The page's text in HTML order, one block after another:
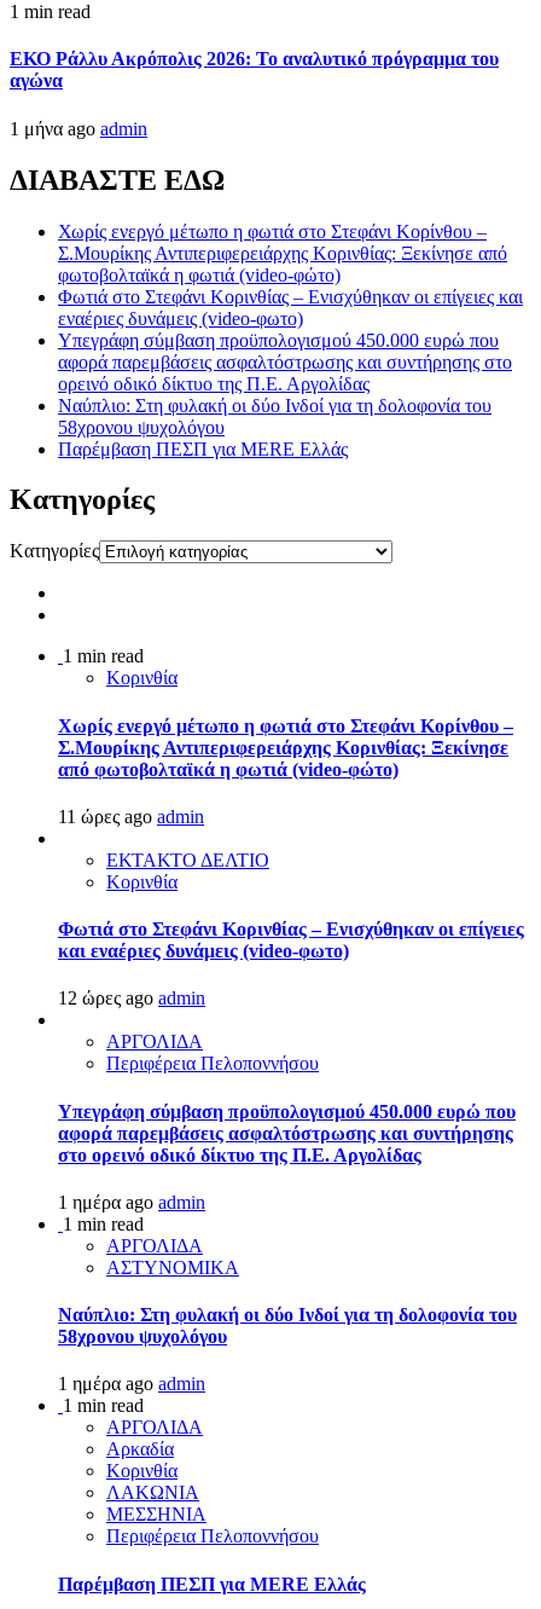
1 min read
ΕΚΟ Ράλλυ Ακρόπολις 2026: Το αναλυτικό πρόγραμμα του
αγώνα
1 μήνα ago admin
ΔΙΑΒΑΣΤΕ ΕΔΩ
Χωρίς ενεργό μέτωπο η φωτιά στο Στεφάνι Κορίνθου –
Σ.Μουρίκης Αντιπεριφερειάρχης Κορινθίας: Ξεκίνησε από
φωτοβολταϊκά η φωτιά (video-φώτο)
Φωτιά στο Στεφάνι Κορινθίας – Ενισχύθηκαν οι επίγειες και
εναέριες δυνάμεις (video-φωτο)
Υπεγράφη σύμβαση προϋπολογισμού 450.000 ευρώ που
αφορά παρεμβάσεις ασφαλτόστρωσης και συντήρησης στο
ορεινό οδικό δίκτυο της Π.Ε. Αργολίδας
Ναύπλιο: Στη φυλακή οι δύο Ινδοί για τη δολοφονία του
58χρονου ψυχολόγου
Παρέμβαση ΠΕΣΠ για MERE Ελλάς
Kατηγορίες
Kατηγορίες
1 min read
Κορινθία
Χωρίς ενεργό μέτωπο η φωτιά στο Στεφάνι Κορίνθου –
Σ.Μουρίκης Αντιπεριφερειάρχης Κορινθίας: Ξεκίνησε
από φωτοβολταϊκά η φωτιά (video-φώτο)
11 ώρες ago admin
ΕΚΤΑΚΤΟ ΔΕΛΤΙΟ
Κορινθία
Φωτιά στο Στεφάνι Κορινθίας – Ενισχύθηκαν οι επίγειες
και εναέριες δυνάμεις (video-φωτο)
12 ώρες ago admin
ΑΡΓΟΛΙΔΑ
Περιφέρεια Πελοποννήσου
Υπεγράφη σύμβαση προϋπολογισμού 450.000 ευρώ που
αφορά παρεμβάσεις ασφαλτόστρωσης και συντήρησης
στο ορεινό οδικό δίκτυο της Π.Ε. Αργολίδας
1 ημέρα ago admin
1 min read
ΑΡΓΟΛΙΔΑ
ΑΣΤΥΝΟΜΙΚΑ
Ναύπλιο: Στη φυλακή οι δύο Ινδοί για τη δολοφονία του
58χρονου ψυχολόγου
1 ημέρα ago admin
1 min read
ΑΡΓΟΛΙΔΑ
Αρκαδία
Κορινθία
ΛΑΚΩΝΙΑ
ΜΕΣΣΗΝΙΑ
Περιφέρεια Πελοποννήσου
Παρέμβαση ΠΕΣΠ για MERE Ελλάς